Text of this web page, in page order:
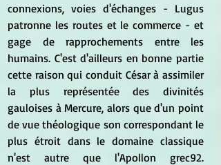
connexions, voies d'échanges - Lugus
patronne les routes et le commerce - et
gage de rapprochements entre les
humains. C'est d'ailleurs en bonne partie
cette raison qui conduit César à assimiler
la plus représentée des divinités
gauloises à Mercure, alors que d'un point
de vue théologique son correspondant le
plus étroit dans le domaine classique
n'est autre que l'Apollon grec92.